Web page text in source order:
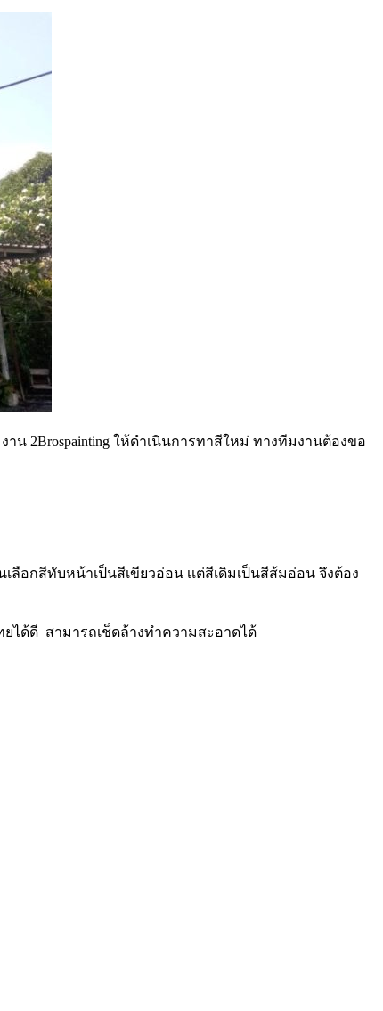
น 2Brospainting ให้ดำเนินการทาสีใหม่ ทางทีมงานต้องขอ
อกสีทับหน้าเป็นสีเขียวอ่อน เเต่สีเดิมเป็นสีส้มอ่อน จึงต้อง
ได้ดี สามารถเช็ดล้างทำความสะอาดได้